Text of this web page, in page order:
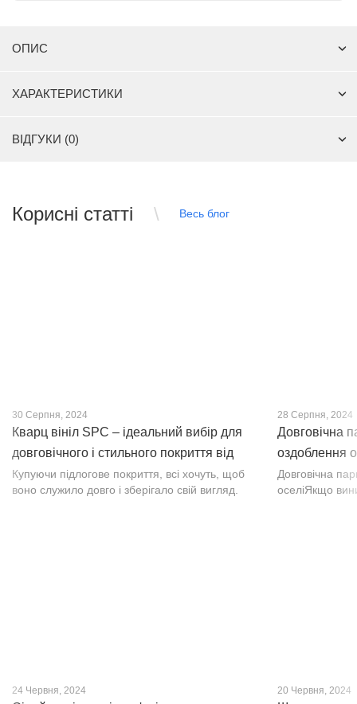
ОПИС
ХАРАКТЕРИСТИКИ
ВІДГУКИ (0)
Корисні статті Весь блог
30 Серпня, 2024
Кварц вініл SPC – ідеальний вибір для
довговічного і стильного покриття від
PROFLOOR
Купуючи підлогове покриття, всі хочуть, щоб
воно служило довго і зберігало свій вигляд.
28 Серпня, 2024
Довговічна
оздоблення
Довговічна
оселіЯкщо
24 Червня, 2024 20 Червня, 2024